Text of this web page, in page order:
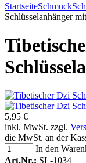
StartseiteSchmuck
Schlüsselanhänger
5,95 €
inkl. MwSt. zzgl.
die MwSt. an der
In den
Art.Nr.: SL-1034